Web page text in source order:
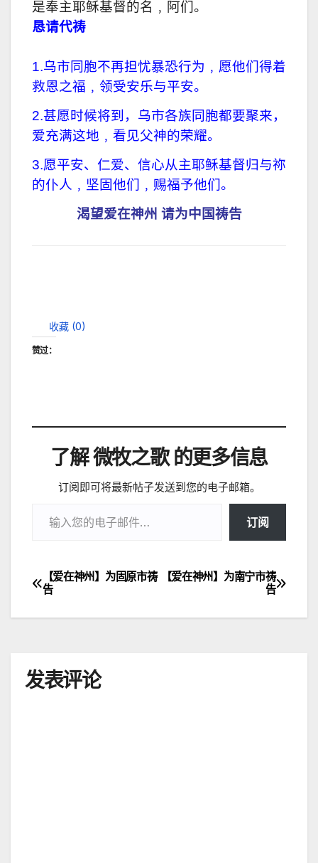
是奉主耶稣基督的名﹐阿们。
恳请代祷
1.乌市同胞不再担忧暴恐行为﹐愿他们得着
救恩之福﹐领受安乐与平安。
2.甚愿时候将到，乌市各族同胞都要聚来，
爱充满这地﹐看见父神的荣耀。
3.愿平安、仁爱、信心从主耶稣基督归与祢
的仆人﹐坚固他们﹐赐福予他们。
渴望爱在神州 请为中国祷告
收藏 (0)
赞过：
了解 微牧之歌 的更多信息
订阅即可将最新帖子发送到您的电子邮箱。
订阅
文
章
航
【爱在神州】为南宁市祷
告
【爱在神州】为固原市祷
告
发表评论